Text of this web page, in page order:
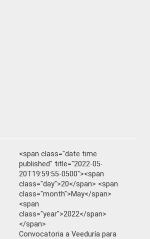
<span class="date time
published" title="2022-05-
20T19:59:55-0500"><span
class="day">20</span> <span
class="month">May</span>
<span
class="year">2022</span>
</span>
Convocatoria a Veeduría para